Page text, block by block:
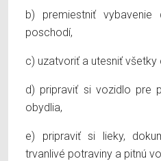
b) premiestniť
poschodí,
c) uzatvoriť a utesniť všetky
d) pripraviť si vozidlo pre
obydlia,
e) pripraviť si lieky,
trvanlivé potraviny a pitnú